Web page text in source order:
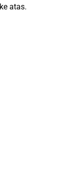
atas.